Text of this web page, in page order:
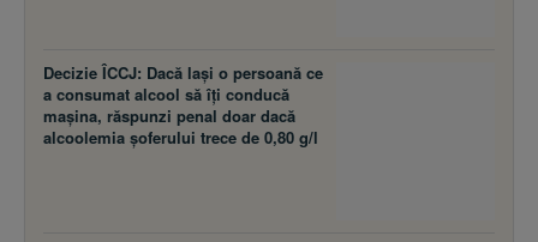
Decizie ÎCCJ: Dacă laşi o persoană ce
a consumat alcool să îţi conducă
maşina, răspunzi penal doar dacă
alcoolemia şoferului trece de 0,80 g/l